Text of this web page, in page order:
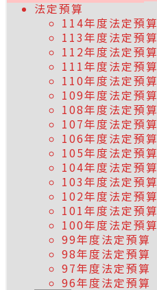
法定預算
114年度法定預算
113年度法定預算
112年度法定預算
111年度法定預算
110年度法定預算
109年度法定預算
108年度法定預算
107年度法定預算
106年度法定預算
105年度法定預算
104年度法定預算
103年度法定預算
102年度法定預算
101年度法定預算
100年度法定預算
99年度法定預算
98年度法定預算
97年度法定預算
96年度法定預算